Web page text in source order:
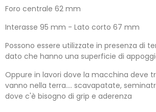
Foro centrale 62 mm
Interasse 95 mm - Lato corto 67 mm
Possono essere utilizzate in presenza di
dato che hanno una superficie di
Oppure in lavori dove la macchina deve
vanno nella terra.... scavapatate,
dove c'è bisogno di grip e aderenza